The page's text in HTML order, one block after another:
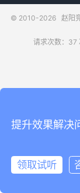
© 2010-2026 赵阳
请求次数：37
提升效果解决
领取试听
领取